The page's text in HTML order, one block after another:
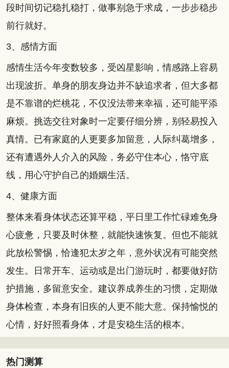
段时间切记稳扎稳打，做事别急于求成，一步步稳步
前行就好。
3、感情方面
感情生活今年变数较多，受凶星影响，情感路上容易
出现波折。单身的朋友身边并不缺追求者，但大多都
是不靠谱的烂桃花，不仅没法带来幸福，还可能平添
麻烦。挑选交往对象时一定要仔细分辨，别轻易投入
真情。已有家庭的人更要多加留意，人际纠葛增多，
还有遭遇外人介入的风险，务必守住本心，恪守底
线，用心守护自己的婚姻生活。
4、健康方面
整体来看身体状态还算平稳，平日里工作忙碌难免身
心疲惫，只要及时休整，就能快速恢复。但也不能就
此放松警惕，恰逢犯太岁之年，意外状况有可能突然
发生。日常开车、运动或是出门游玩时，都要做好防
护措施，多留意安全。建议养成养生的习惯，定期做
身体检查，本身有旧疾的人更不能大意。保持愉悦的
心情，好好照看身体，才是安稳生活的根本。
热门测算